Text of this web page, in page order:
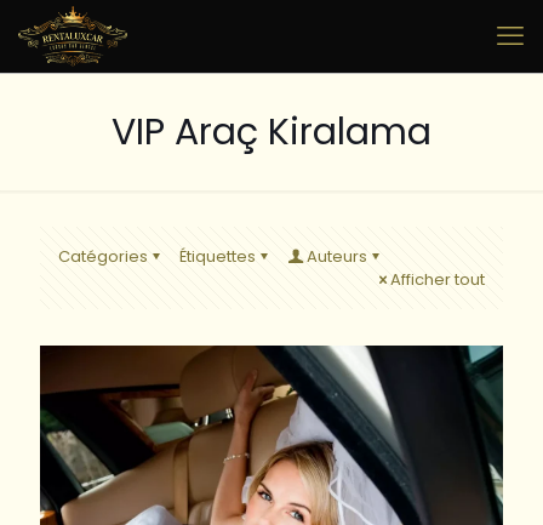
VIP Araç Kiralama
Catégories Étiquettes
Auteurs
Afficher tout